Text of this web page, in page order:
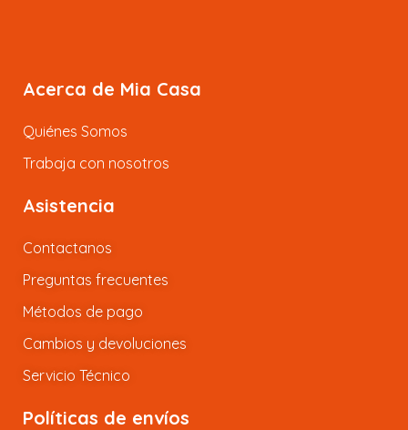
Acerca de Mia Casa
Quiénes Somos
Trabaja con nosotros
Asistencia
Contactanos
Preguntas frecuentes
Métodos de pago
Cambios y devoluciones
Servicio Técnico
Políticas de envíos